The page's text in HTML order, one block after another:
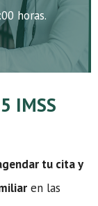
horas.
IMSS
tu cita y
en las